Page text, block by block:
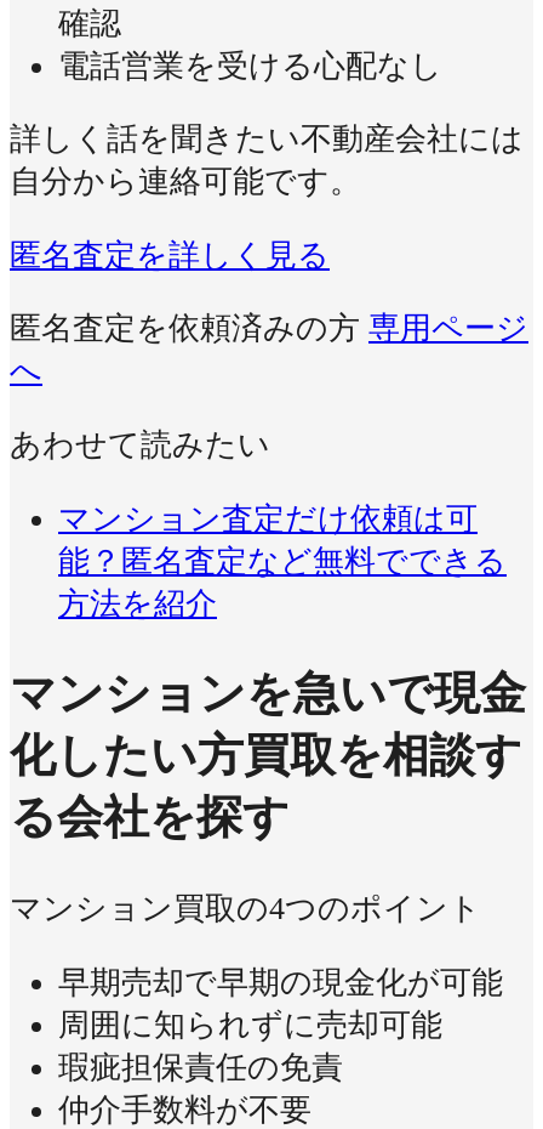
確認
電話営業を受ける心配なし
詳しく話を聞きたい不動産会社には
自分から連絡可能です。
匿名査定を詳しく見る
匿名査定を依頼済みの方 専用ページ
へ
あわせて読みたい
マンション査定だけ依頼は可
能？匿名査定など無料でできる
方法を紹介
マンションを急いで現金
化したい方買取を相談す
る会社を探す
マンション買取の4つのポイント
早期売却で早期の現金化が可能
周囲に知られずに売却可能
瑕疵担保責任の免責
仲介手数料が不要